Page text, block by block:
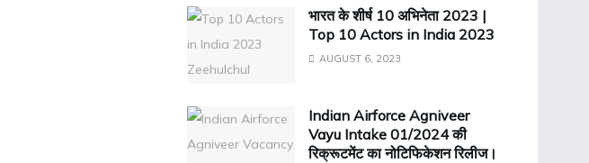
भारत के शीर्ष 10 अभिनेता 2023 |
Top 10 Actors in India 2023
AUGUST 6, 2023
Indian Airforce Agniveer
Vayu Intake 01/2024 की
रिक्रूटमेंट का नोटिफिकेशन रिलीज।